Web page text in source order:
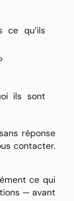
ce qu’ils
ils sont
réponse
contacter.
ce qui
— avant